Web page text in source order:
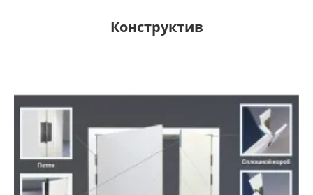
Конструктив